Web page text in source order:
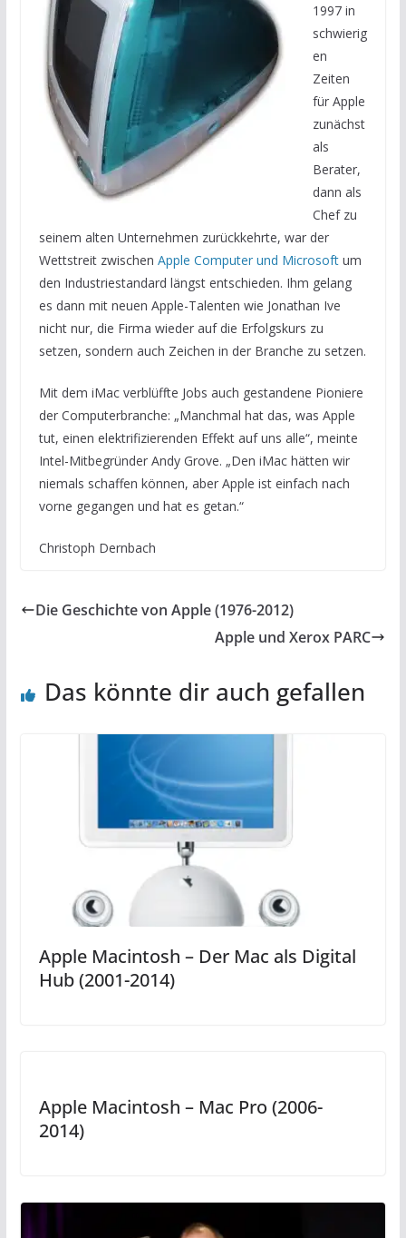
1997 in
schwierig
en
Zeiten
für Apple
zunächst
als
Berater,
dann als
Chef zu
seinem alten Unternehmen zurückkehrte, war der
Wettstreit zwischen Apple Computer und Microsoftum
den Industriestandard längst entschieden. Ihm gelang
es dann mit neuen Apple-Talenten wie Jonathan Ive
nicht nur, die Firma wieder auf die Erfolgskurs zu
setzen, sondern auch Zeichen in der Branche zu setzen.
Mit dem iMac verblüffte Jobs auch gestandene Pioniere
der Computerbranche: „Manchmal hat das, was Apple
tut, einen elektrifizierenden Effekt auf uns alle“, meinte
Intel-Mitbegründer Andy Grove. „Den iMac hätten wir
niemals schaffen können, aber Apple ist einfach nach
vorne gegangen und hat es getan.“
Christoph Dernbach
Die Geschichte von Apple (1976-2012)
Apple und Xerox PARC
Das könnte dir auch gefallen
Apple Macintosh – Der Mac als Digital
Hub (2001-2014)
Apple Macintosh – Mac Pro (2006-
2014)